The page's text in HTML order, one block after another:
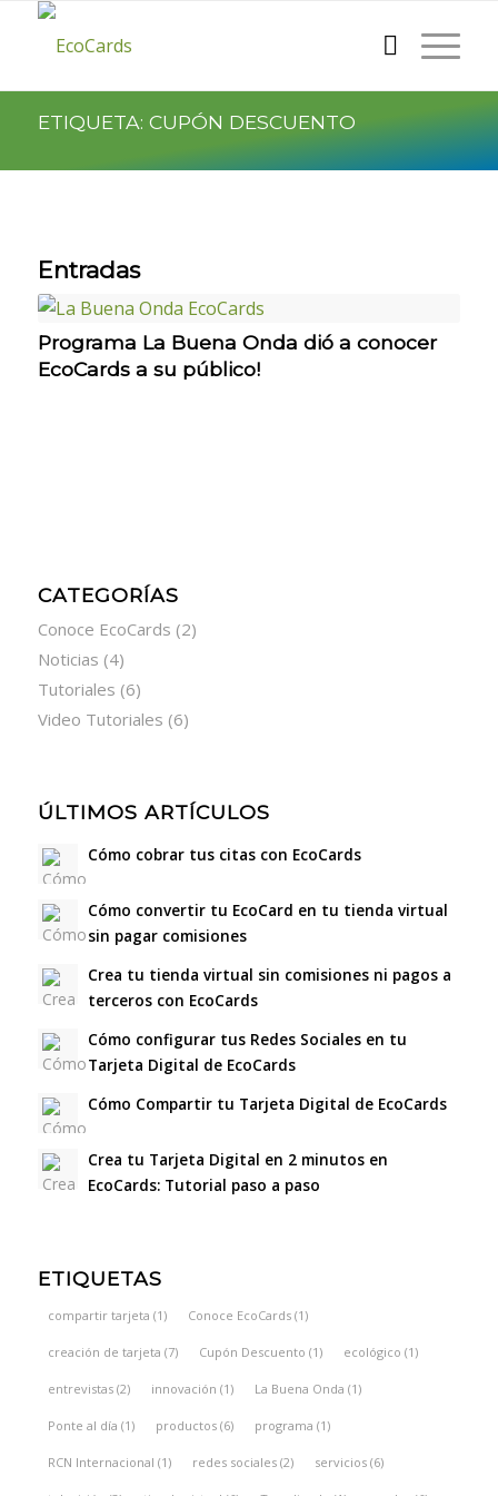
ETIQUETA: CUPÓN DESCUENTO
Entradas
Programa La Buena Onda dió a conocer
EcoCards a su público!
CATEGORÍAS
Conoce EcoCards (2)
Noticias (4)
Tutoriales (6)
Video Tutoriales (6)
ÚLTIMOS ARTÍCULOS
Cómo cobrar tus citas con EcoCards
Cómo convertir tu EcoCard en tu tienda virtual
sin pagar comisiones
Crea tu tienda virtual sin comisiones ni pagos a
terceros con EcoCards
Cómo configurar tus Redes Sociales en tu
Tarjeta Digital de EcoCards
Cómo Compartir tu Tarjeta Digital de EcoCards
Crea tu Tarjeta Digital en 2 minutos en
EcoCards: Tutorial paso a paso
ETIQUETAS
compartir tarjeta (1) Conoce EcoCards(1)
creación de tarjeta (7) Cupón Descuento (1) ecológico (1)
entrevistas(2) innovación (1) La Buena Onda (1)
Ponte al día (1) productos(6) programa (1)
RCN Internacional (1) redes sociales(2) servicios(6)